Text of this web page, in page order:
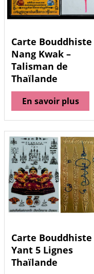
Carte Bouddhiste
Nang Kwak –
Talisman de
Thaïlande
En savoir plus
Carte Bouddhiste
Yant 5 Lignes
Thaïlande